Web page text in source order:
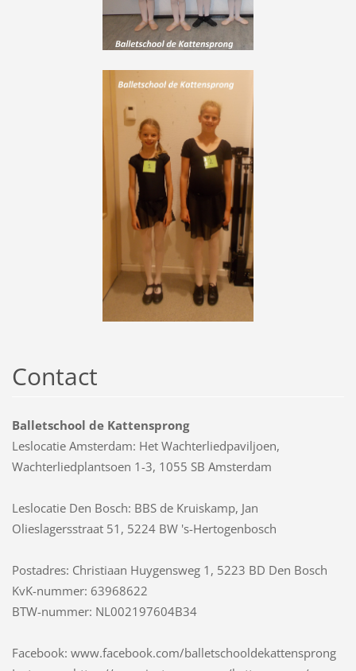
Contact
Balletschool de Kattensprong
Leslocatie Amsterdam: Het Wachterliedpaviljoen,
Wachterliedplantsoen 1-3, 1055 SB Amsterdam
Leslocatie Den Bosch: BBS de Kruiskamp, Jan
Olieslagersstraat 51, 5224 BW 's-Hertogenbosch
Postadres: Christiaan Huygensweg 1, 5223 BD Den Bosch
KvK-nummer: 63968622
BTW-nummer: NL002197604B34
Facebook: www.facebook.com/balletschooldekattensprong